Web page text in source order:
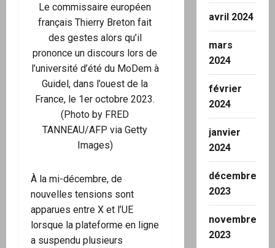
Le commissaire européen
français Thierry Breton fait
des gestes alors qu’il
prononce un discours lors de
l’université d’été du MoDem à
Guidel, dans l’ouest de la
France, le 1er octobre 2023.
(Photo by FRED
TANNEAU/AFP via Getty
Images)
À la mi-décembre, de
nouvelles tensions sont
apparues entre X et l’UE
lorsque la plateforme en ligne
a suspendu plusieurs
avril 2024
mars
2024
février
2024
janvier
2024
décembre
2023
novembre
2023